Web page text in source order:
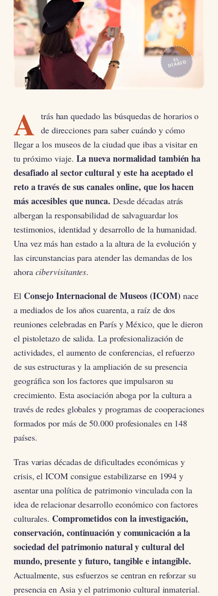
EL
DIARIO
A trás han quedado las búsquedas de horarios o
de direcciones para saber cuándo y cómo
llegar a los museos de la ciudad que ibas a visitar en
tu próximo viaje. La nueva normalidad también ha
desafiado al sector cultural y este ha aceptado el
reto a través de sus canales online, que los hacen
más accesibles que nunca. Desde décadas atrás
albergan la responsabilidad de salvaguardar los
testimonios, identidad y desarrollo de la humanidad.
Una vez más han estado a la altura de la evolución y
las circunstancias para atender las demandas de los
ahora cibervisitantes.
El Consejo Internacional de Museos (ICOM) nace
a mediados de los años cuarenta, a raíz de dos
reuniones celebradas en París y México, que le dieron
el pistoletazo de salida. La profesionalización de
actividades, el aumento de conferencias, el refuerzo
de sus estructuras y la ampliación de su presencia
geográfica son los factores que impulsaron su
crecimiento. Esta asociación aboga por la cultura a
través de redes globales y programas de cooperaciones
formados por más de 50.000 profesionales en 148
países.
Tras varias décadas de dificultades económicas y
crisis, el ICOM consigue estabilizarse en 1994 y
asentar una política de patrimonio vinculada con la
idea de relacionar desarrollo económico con factores
culturales. Comprometidos con la investigación,
conservación, continuación y comunicación a la
sociedad del patrimonio natural y cultural del
mundo, presente y futuro, tangible e intangible.
Actualmente, sus esfuerzos se centran en reforzar su
presencia en Asia y el patrimonio cultural inmaterial.